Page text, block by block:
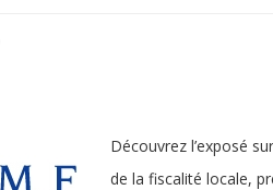
Découvrez l’exposé
de la fiscalité locale,